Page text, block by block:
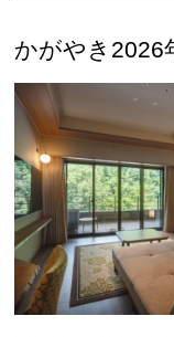
かがやき